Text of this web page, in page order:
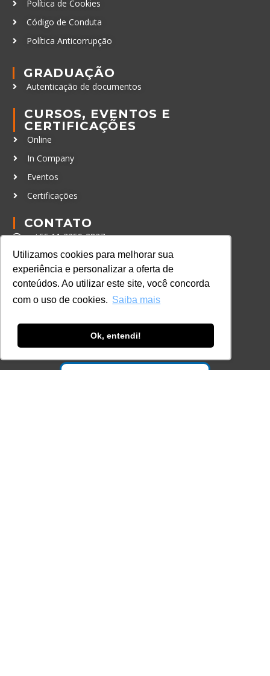
Utilizamos cookies para melhorar sua
experiência e personalizar a oferta de
conteúdos. Ao utilizar este site, você concorda
com o uso de cookies. Saiba mais
Ok, entendi!
Política de Cookies
Código de Conduta
Política Anticorrupção
GRADUAÇÃO
Autenticação de documentos
CURSOS, EVENTOS E
CERTIFICAÇÕES
Online
In Company
Eventos
Certificações
CONTATO
+55 11 3259-2837
+55 11 98924-8322
contato@lec.com.br
Consulte aqui o cadastro da Instituição no
Sistema e-MEC